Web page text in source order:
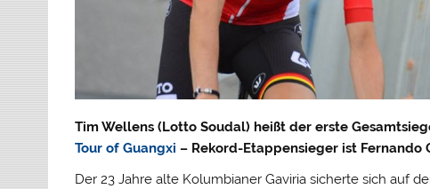
Tim Wellens (Lotto Soudal) heißt der erste
Tour of Guangxi – Rekord-Etappensieger ist Fernando
Der 23 Jahre alte Kolumbianer Gaviria sicherte sich auf